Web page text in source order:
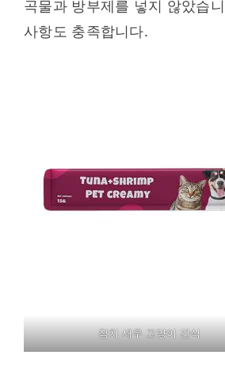
곡물과 방부제를 넣지 않았습
사항도 충족합니다.
참치 새우 고양이 간식